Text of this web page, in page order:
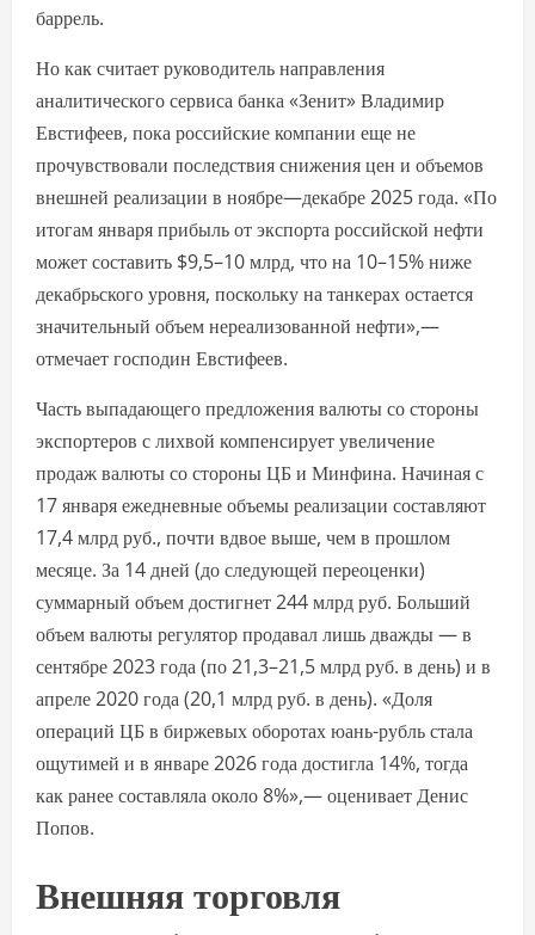
баррель.
Но как считает руководитель направления
аналитического сервиса банка «Зенит» Владимир
Евстифеев, пока российские компании еще не
прочувствовали последствия снижения цен и объемов
внешней реализации в ноябре—декабре 2025 года. «По
итогам января прибыль от экспорта российской нефти
может составить $9,5–10 млрд, что на 10–15% ниже
декабрьского уровня, поскольку на танкерах остается
значительный объем нереализованной нефти»,—
отмечает господин Евстифеев.
Часть выпадающего предложения валюты со стороны
экспортеров с лихвой компенсирует увеличение
продаж валюты со стороны ЦБ и Минфина. Начиная с
17 января ежедневные объемы реализации составляют
17,4 млрд руб., почти вдвое выше, чем в прошлом
месяце. За 14 дней (до следующей переоценки)
суммарный объем достигнет 244 млрд руб. Больший
объем валюты регулятор продавал лишь дважды — в
сентябре 2023 года (по 21,3–21,5 млрд руб. в день) и в
апреле 2020 года (20,1 млрд руб. в день). «Доля
операций ЦБ в биржевых оборотах юань-рубль стала
ощутимей и в январе 2026 года достигла 14%, тогда
как ранее составляла около 8%»,— оценивает Денис
Попов.
Внешняя торговля